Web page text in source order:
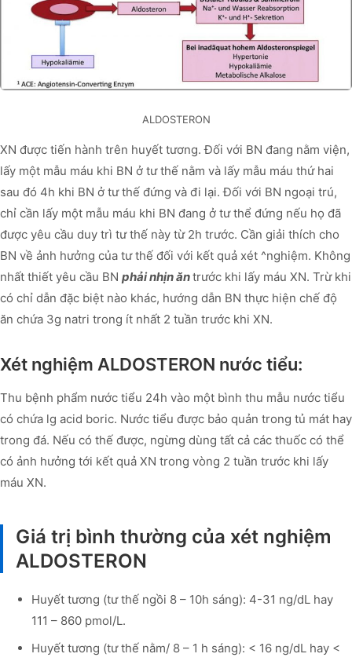
ALDOSTERON
XN được tiến hành trên huyết tương. Đối với BN đang nằm viện,
lấy một mẫu máu khi BN ở tư thế nằm và lấy mẫu máu thứ hai
sau đó 4h khi BN ở tư thế đứng và đi lại. Đối với BN ngoại trú,
chỉ cần lấy một mẫu máu khi BN đang ở tư thể đứng nếu họ đã
được yêu cầu duy trì tư thế này từ 2h trước. Cần giải thích cho
BN về ảnh hưởng của tư thế đối với kết quả xét ^nghiệm. Không
nhất thiết yêu cầu BN phải nhịn ăntrước khi lấy máu XN. Trừ khi
có chỉ dẫn đặc biệt nào khác, hướng dẫn BN thực hiện chế độ
ăn chứa 3g natri trong ít nhất 2 tuần trước khi XN.
Xét nghiệm ALDOSTERON nước tiểu:
Thu bệnh phẩm nước tiểu 24h vào một bình thu mẫu nước tiểu
có chứa lg acid boric. Nước tiểu được bảo quản trong tủ mát hay
trong đá. Nếu có thế được, ngừng dùng tất cả các thuốc có thể
có ảnh hưởng tới kết quả XN trong vòng 2 tuần trước khi lấy
máu XN.
Giá trị bình thường của xét nghiệm
ALDOSTERON
Huyết tương (tư thế ngồi 8 – 10h sáng): 4-31 ng/dL hay
111 – 860 pmol/L.
Huyết tương (tư thế nằm/ 8 – 1 h sáng): < 16 ng/dL hay <